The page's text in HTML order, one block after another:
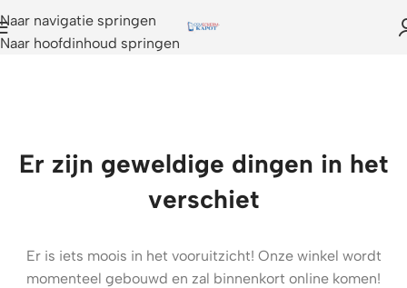
Naar navigatie springen
Naar hoofdinhoud springen
Er zijn geweldige dingen in het
verschiet
Er is iets moois in het vooruitzicht! Onze winkel wordt
momenteel gebouwd en zal binnenkort online komen!